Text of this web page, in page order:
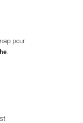
pour
.